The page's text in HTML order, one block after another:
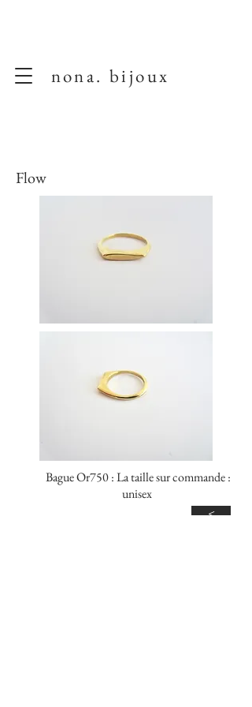
nona. bijoux
Flow
Bague Or750 : La taille sur commande :
unisex
<